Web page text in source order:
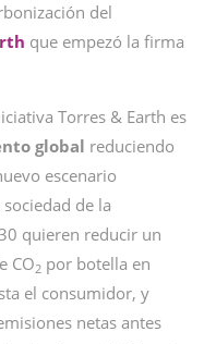
del
que empezó la firma
Torres & Earth es
global reduciendo
escenario
de la
quieren reducir un
CO2 por botella en
el consumidor, y
netas antes